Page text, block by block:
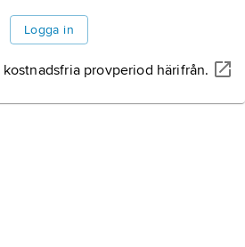
Logga in
kostnadsfria provperiod härifrån.